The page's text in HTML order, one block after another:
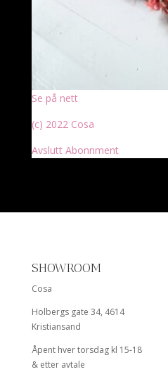
Se på nett
(c) 2022 Cosa
Avslutt Abonnment
SHOWROOM
Cosa
Holbergs gate 34, 4614
Kristiansand
Åpent hver torsdag kl 15-18
& etter avtale